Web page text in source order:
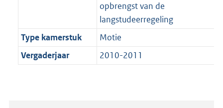
opbrengst van de
langstudeerregeling
Type kamerstuk
Motie
Vergaderjaar
2010-2011